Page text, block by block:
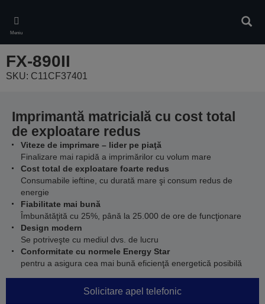
main
content
Meniu
FX-890II
SKU: C11CF37401
Imprimantă matricială cu cost total
de exploatare redus
Viteze de imprimare – lider pe piaţă
Finalizare mai rapidă a imprimărilor cu volum mare
Cost total de exploatare foarte redus
Consumabile ieftine, cu durată mare şi consum redus de
energie
Fiabilitate mai bună
Îmbunătăţită cu 25%, până la 25.000 de ore de funcţionare
Design modern
Se potriveşte cu mediul dvs. de lucru
Conformitate cu normele Energy Star
pentru a asigura cea mai bună eficienţă energetică posibilă
Solicitare apel telefonic